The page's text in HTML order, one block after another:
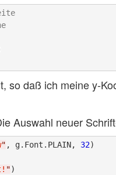
so daß ich meine y-
Auswahl neuer
" , g.Font.PLAIN, 32)
"